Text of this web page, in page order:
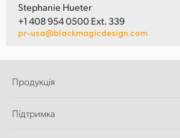
Stephanie Hueter
+1 408 954 0500 Ext. 339
pr-usa@blackmagicdesign.com
Продукція
Додатки DaVinci
Підтримка